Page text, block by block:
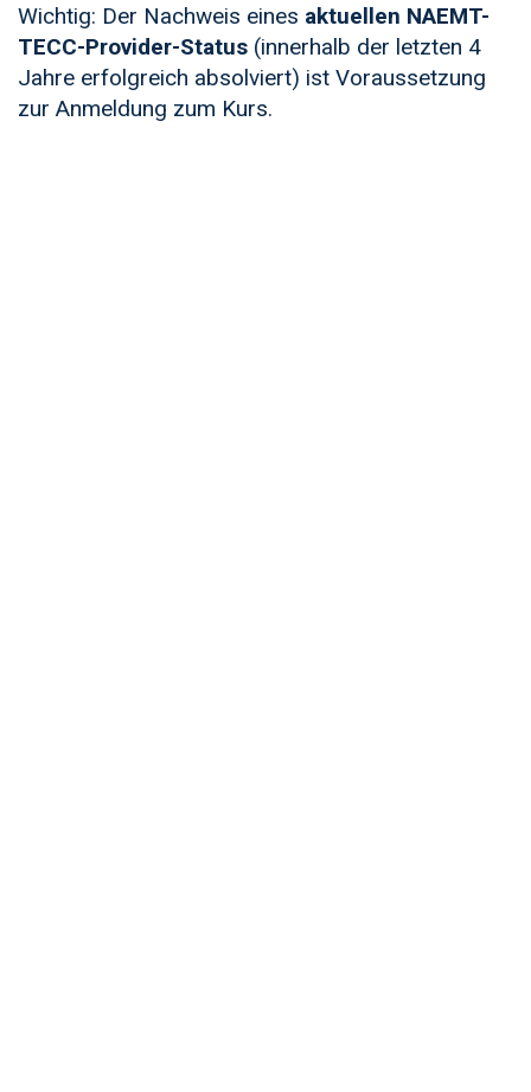
Wichtig: Der Nachweis eines aktuellen NAEMT-
TECC-Provider-Status (innerhalb der letzten 4
Jahre erfolgreich absolviert) ist Voraussetzung
zur Anmeldung zum Kurs.